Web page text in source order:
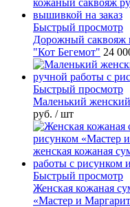
Быстрый просмотр
Дорожный саквояж
"Кот Бегемот" 24
Быстрый просмотр
Маленький
руб. / шт
Быстрый просмотр
Женская кожаная
«Мастер и